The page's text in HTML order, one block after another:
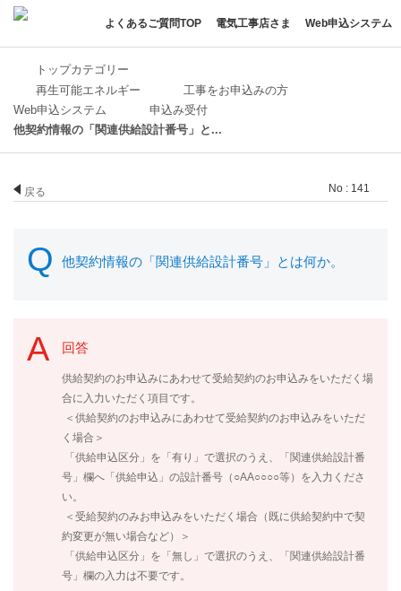
よくあるご質問TOP 電気工事店さま Web申込システム
トップカテゴリー
再生可能エネルギー
工事をお申込みの方
Web申込システム
申込み受付
他契約情報の「関連供給設計番号」と...
戻る No : 141
他契約情報の「関連供給設計番号」とは何か。
回答
供給契約のお申込みにあわせて受給契約のお申込みをいただく場
合に入力いただく項目です。
＜供給契約のお申込みにあわせて受給契約のお申込みをいただ
く場合＞
「供給申込区分」を「有り」で選択のうえ、「関連供給設計番
号」欄へ「供給申込」の設計番号（○AA○○○○等）を入力くださ
い。
＜受給契約のみお申込みをいただく場合（既に供給契約中で契
約変更が無い場合など）＞
「供給申込区分」を「無し」で選択のうえ、「関連供給設計番
号」欄の入力は不要です。